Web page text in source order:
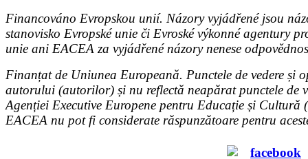
Financováno Evropskou unií. Názory vyjádřené jsou
stanovisko Evropské unie či Evroské výkonné agentury
unie ani EACEA za vyjádřené názory nenese
Finanțat de Uniunea Europeană. Punctele de vedere și
autorului (autorilor) și nu reflectă neapărat punctele de
Agenției Executive Europene pentru Educație și
EACEA nu pot fi considerate răspunzătoare pentru